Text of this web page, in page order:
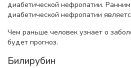
диабетической нефропатии.
диабетической нефропатии
Чем раньше человек узнает о
будет прогноз.
Билирубин